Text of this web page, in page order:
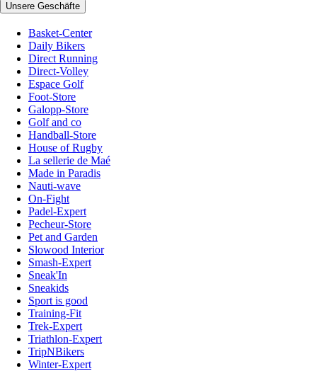
Unsere Geschäfte
Basket-Center
Daily Bikers
Direct Running
Direct-Volley
Espace Golf
Foot-Store
Galopp-Store
Golf and co
Handball-Store
House of Rugby
La sellerie de Maé
Made in Paradis
Nauti-wave
On-Fight
Padel-Expert
Pecheur-Store
Pet and Garden
Slowood Interior
Smash-Expert
Sneak'In
Sneakids
Sport is good
Training-Fit
Trek-Expert
Triathlon-Expert
TripNBikers
Winter-Expert